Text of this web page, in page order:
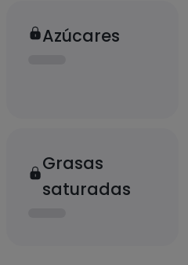
Azúcares
Grasas
saturadas